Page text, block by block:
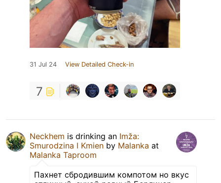
31 Jul 24 View Detailed Check-in
7
Neckhem is drinking an Imža:
Smurodzina I Kmien by Malanka at
Malanka Taproom
Пахнет сбродившим компотом но вкус